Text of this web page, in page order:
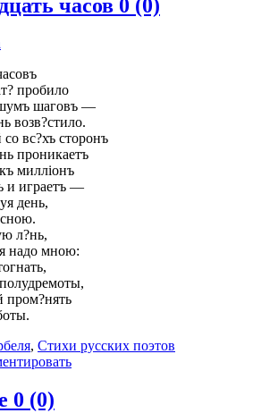
часов 0 (0)
пробило
шаговъ —
возв?стило.
вс?хъ сторонъ
проникаетъ
милліонъ
и играетъ —
день,
л?нь,
надо мною:
пром?нять
, Стихи русских поэтов
0 (0)